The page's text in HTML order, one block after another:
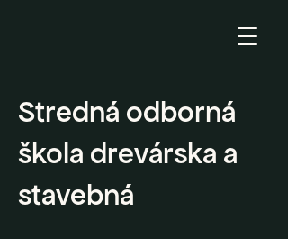
Stredná odborná
škola drevárska a
stavebná